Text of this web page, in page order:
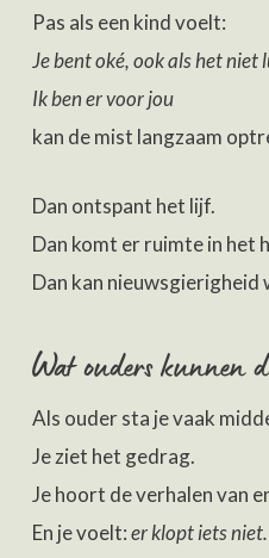
Pas als een kind voelt:
Je bent oké, ook als het niet
Ik ben er voor jou
kan de mist langzaam
Dan ontspant het lijf.
Dan komt er ruimte in het
Dan kan nieuwsgierigheid
Wat ouders kunnen
Als ouder sta je vaak
Je ziet het gedrag.
Je hoort de verhalen van
En je voelt:er klopt iets niet.